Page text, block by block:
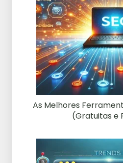
As Melhores
(Gratuitas e